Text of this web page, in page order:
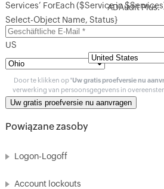
Services’ ForEach ($Service in
Select-Object Name, Status}
ADAudit Plus.
US
Door te klikken op'Uw gratis proefversie nu
verwerking van persoonsgegevens in
Powiązane zasoby
Logon-Logoff
Account lockouts